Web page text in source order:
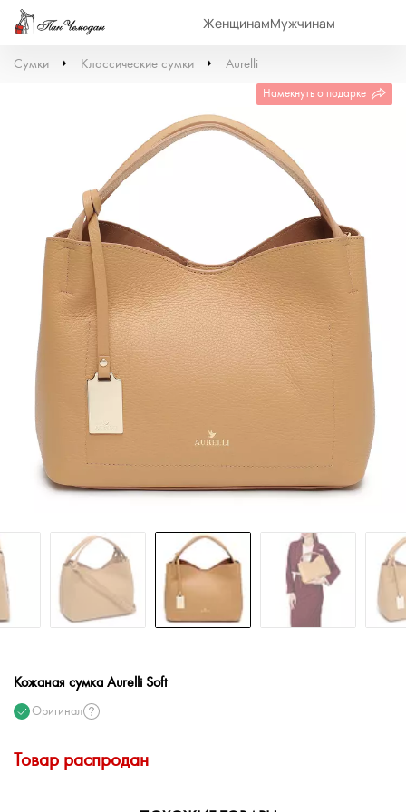
ЖенщинамМужчинам
Сумки Классические сумки Aurelli
Намекнуть о подарке
Кожаная сумка Aurelli Soft
Оригинал
Товар распродан